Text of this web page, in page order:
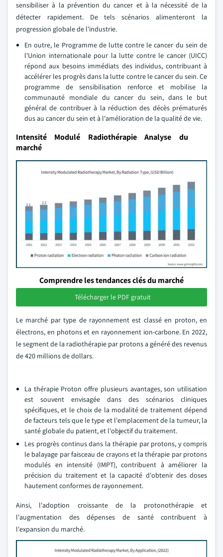
sensibiliser à la prévention du cancer et à la nécessité de la
détecter rapidement. De tels scénarios alimenteront la
progression globale de l'industrie.
En outre, le Programme de lutte contre le cancer du sein de
l'Union internationale pour la lutte contre le cancer (UICC)
répond aux besoins immédiats des individus, contribuant à
accélérer les progrès dans la lutte contre le cancer du sein. Ce
programme de sensibilisation renforce et mobilise la
communauté mondiale du cancer du sein, dans le but
général de contribuer à la réduction des décès prématurés
dus au cancer du sein et à l'amélioration de la qualité de vie.
Intensité Modulé Radiothérapie Analyse du
marché
Comprendre les tendances clés du marché
Télécharger le PDF gratuit
Le marché par type de rayonnement est classé en proton, en
électrons, en photons et en rayonnement ion-carbone. En 2022,
le segment de la radiothérapie par protons a généré des revenus
de 420 millions de dollars.
La thérapie Proton offre plusieurs avantages, son utilisation
est souvent envisagée dans des scénarios cliniques
spécifiques, et le choix de la modalité de traitement dépend
de facteurs tels que le type et l'emplacement de la tumeur, la
santé globale du patient, et l'objectif du traitement.
Les progrès continus dans la thérapie par protons, y compris
le balayage par faisceau de crayons et la thérapie par protons
modulés en intensité (IMPT), contribuent à améliorer la
précision du traitement et la capacité d'obtenir des doses
hautement conformes de rayonnement.
Ainsi, l'adoption croissante de la protonothérapie et
l'augmentation des dépenses de santé contribuent à
l'expansion du marché.